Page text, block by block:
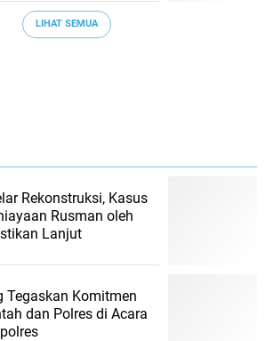
LIHAT SEMUA
Rekonstruksi, Kasus
Rusman oleh
Lanjut
Tegaskan Komitmen
dan Polres di Acara